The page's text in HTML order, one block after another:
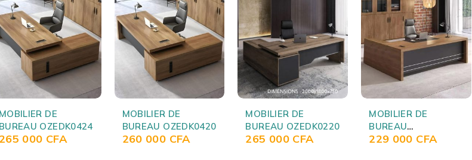
MOBILIER DE
BUREAU OZEDK0424
265 000 CFA
MOBILIER DE
BUREAU OZEDK0420
260 000 CFA
MOBILIER DE
BUREAU OZEDK0220
265 000 CFA
MOBILIER DE
BUREAU
OZEDK250316
229 000 CFA